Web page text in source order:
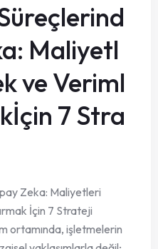
Maliyetl
ve Veriml
7 Stra
Zeka: Maliyetleri
İçin 7 Strateji
ortamında, işletmelerin